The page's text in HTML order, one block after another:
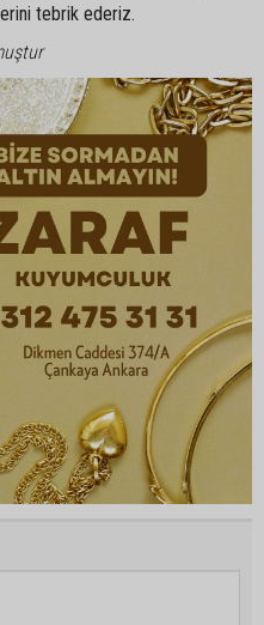
tebrik ederiz.